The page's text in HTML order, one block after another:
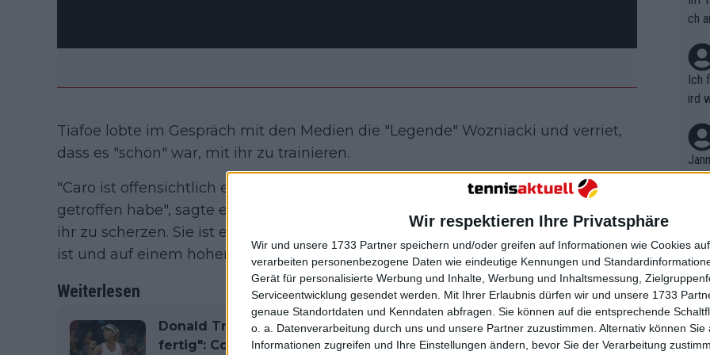
Wir respektieren Ihre Privatsphäre
Wir und unsere 1733 Partner speichern und/oder greifen auf Informationen wie Cookies
verarbeiten personenbezogene Daten wie eindeutige Kennungen und
Gerät für personalisierte Werbung und Inhalte, Werbung und Inhaltsmessung,
Serviceentwicklung gesendet werden. Mit Ihrer Erlaubnis dürfen wir und unsere 1733
genaue Standortdaten und Kenndaten abfragen. Sie können auf die entsprechende
o. a. Datenverarbeitung durch uns und unsere Partner zuzustimmen. Alternativ können Sie
Informationen zugreifen und Ihre Einstellungen ändern, bevor Sie der Verarbeitung
Tiafoe lobte im Gespräch mit den Medien die "Legende" Wozniacki und verriet,
dass es "schön" war, mit ihr zu trainieren.
"Caro ist offensichtlich eine Legende, einer der nettesten Menschen, die ich je
getroffen habe", sagte er. "Es ist cool, ein paar Bälle mit ihr zu schlagen und mit
ihr zu scherzen. Sie ist eine Legende in unserem Sport. Es ist cool, dass sie zurück
ist und auf einem hohen Niveau spielt."
Weiterlesen
Donald Trump wurde verhaftet, also sagte sie: "Ich bin
fertig": Coco Vandeweghe bekommt Rücktrittszeremonie
ch
Ich
ird
r in
em
t,
B.
on
n
nt.